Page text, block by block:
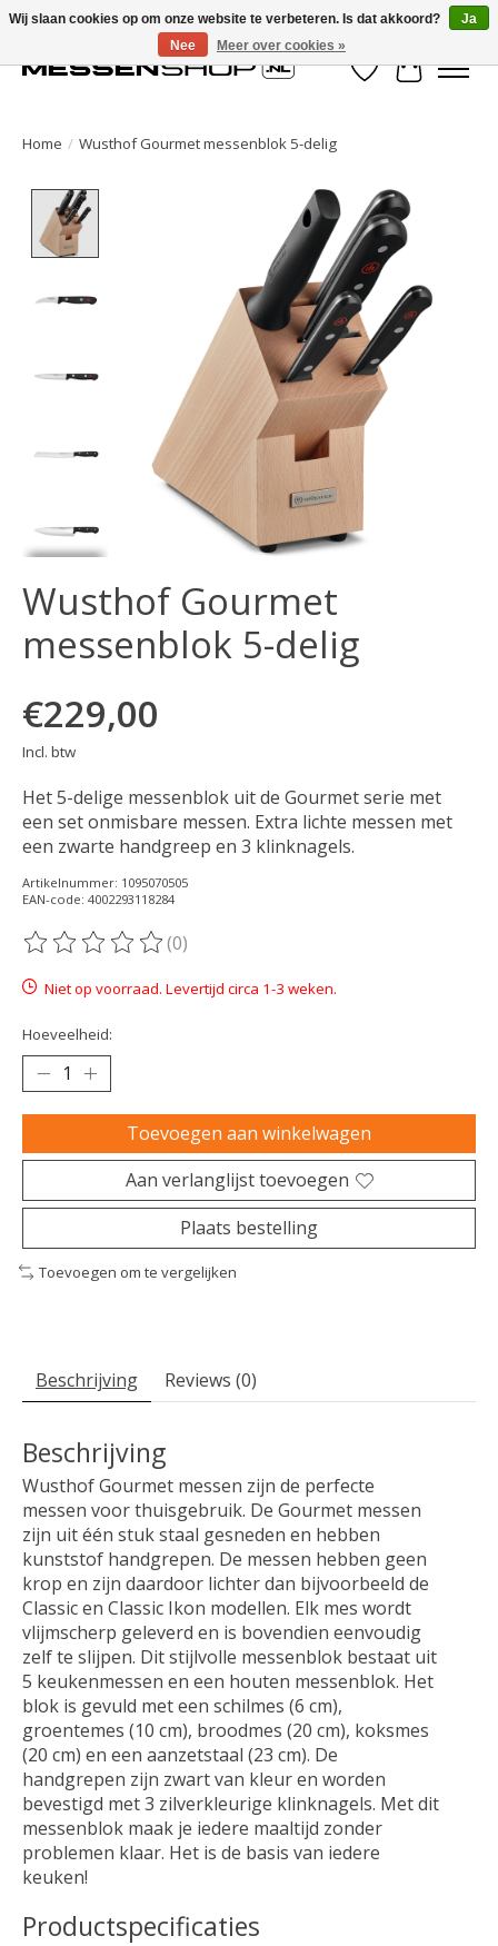
Verlanglijst
Home / Wusthof Gourmet messenblok 5-delig
Product image slideshow Items
Wusthof Gourmet
messenblok 5-delig
€229,00
Incl. btw
Het 5-delige messenblok uit de Gourmet serie met
een set onmisbare messen. Extra lichte messen met
een zwarte handgreep en 3 klinknagels.
Artikelnummer: 1095070505
EAN-code: 4002293118284
De beoordeling van dit product is
(0)
Niet op voorraad. Levertijd circa 1-3 weken.
Hoeveelheid:
Toevoegen aan winkelwagen
Aan verlanglijst toevoegen
Plaats bestelling
Toevoegen om te vergelijken
Beschrijving Reviews (0)
Beschrijving
Wusthof Gourmet messen zijn de perfecte
messen voor thuisgebruik. De Gourmet messen
zijn uit één stuk staal gesneden en hebben
kunststof handgrepen. De messen hebben geen
krop en zijn daardoor lichter dan bijvoorbeeld de
Classic en Classic Ikon modellen. Elk mes wordt
vlijmscherp geleverd en is bovendien eenvoudig
zelf te slijpen. Dit stijlvolle messenblok bestaat uit
5 keukenmessen en een houten messenblok. Het
blok is gevuld met een schilmes (6 cm),
groentemes (10 cm), broodmes (20 cm), koksmes
(20 cm) en een aanzetstaal (23 cm). De
handgrepen zijn zwart van kleur en worden
bevestigd met 3 zilverkleurige klinknagels. Met dit
messenblok maak je iedere maaltijd zonder
problemen klaar. Het is de basis van iedere
keuken!
Productspecificaties
Wij slaan cookies op om onze website te verbeteren. Is dat akkoord?
Ja
Nee
Meer over cookies »